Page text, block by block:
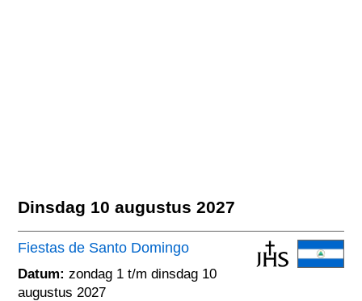
Dinsdag 10 augustus 2027
Fiestas de Santo Domingo
Datum: zondag 1 t/m dinsdag 10
augustus 2027